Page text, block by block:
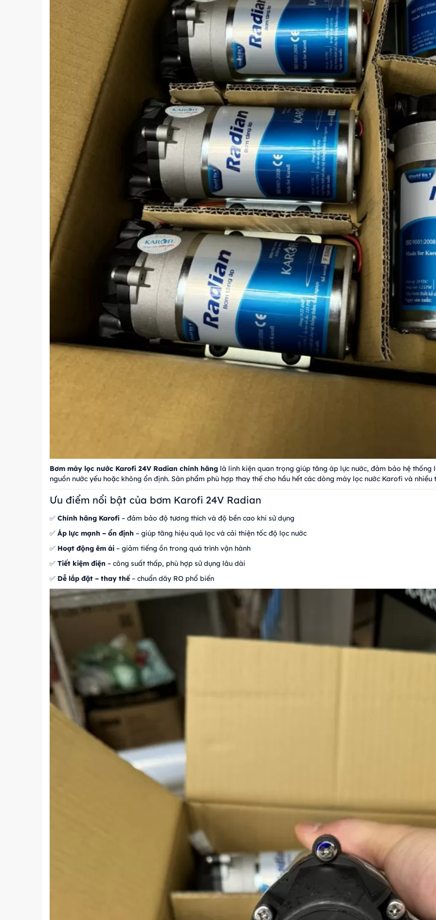
Bơm máy lọc nước Karofi 24V Radian chính hãng là linh kiện quan trọng giúp tăng áp lực nước, đảm bảo hệ
nguồn nước yếu hoặc không ổn định. Sản phẩm phù hợp thay thế cho hầu hết các dòng máy lọc nước Karofi và nhiều
Ưu điểm nổi bật của bơm Karofi 24V Radian
✅ Chính hãng Karofi – đảm bảo độ tương thích và độ bền cao khi sử dụng
✅ Áp lực mạnh – ổn định – giúp tăng hiệu quả lọc và cải thiện tốc độ lọc nước
✅ Hoạt động êm ái – giảm tiếng ồn trong quá trình vận hành
✅ Tiết kiệm điện – công suất thấp, phù hợp sử dụng lâu dài
✅ Dễ lắp đặt – thay thế – chuẩn dây RO phổ biến